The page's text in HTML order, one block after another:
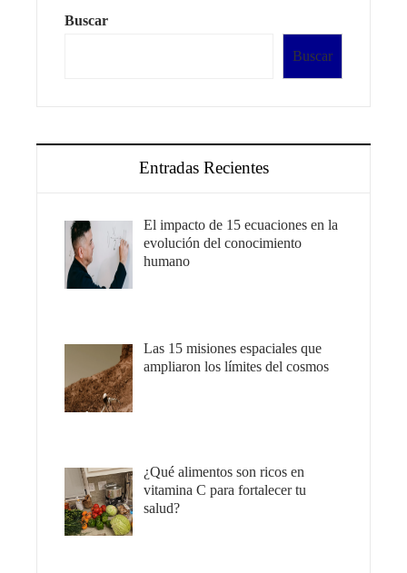
Buscar
Buscar
Entradas Recientes
El impacto de 15 ecuaciones en la
evolución del conocimiento
humano
Las 15 misiones espaciales que
ampliaron los límites del cosmos
¿Qué alimentos son ricos en
vitamina C para fortalecer tu
salud?